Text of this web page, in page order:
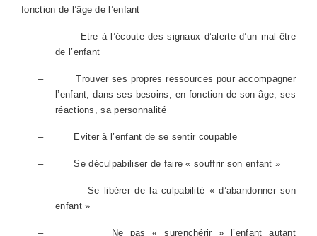
fonction de l’âge de l’enfant
–
Etre à l’écoute des signaux d’alerte d’un mal-être
de l’enfant
–
Trouver ses propres ressources pour accompagner
l’enfant, dans ses besoins, en fonction de son âge, ses
réactions, sa personnalité
– Eviter à l’enfant de se sentir coupable
– Se déculpabiliser de faire « souffrir son enfant »
–
Se libérer de la culpabilité « d’abandonner son
enfant »
–
Ne pas « surenchérir » l’enfant autant